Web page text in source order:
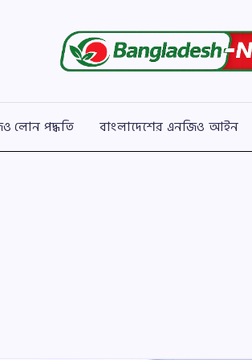
NGO
বাংলাদেশের
সকল
সংক্রান্ত
লোন পদ্ধতি বাংলাদেশের এনজিও আইন